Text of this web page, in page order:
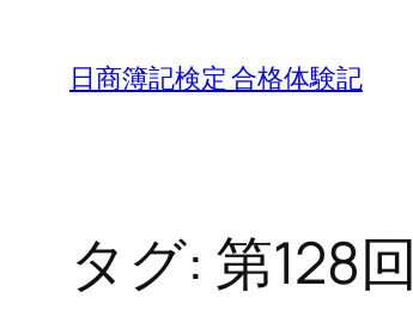
日商簿記検定 合格体験記
タグ: 第128回